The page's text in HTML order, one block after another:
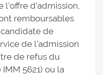
d’admission,
remboursables
de
de l’admission
de refus du
5621) ou la